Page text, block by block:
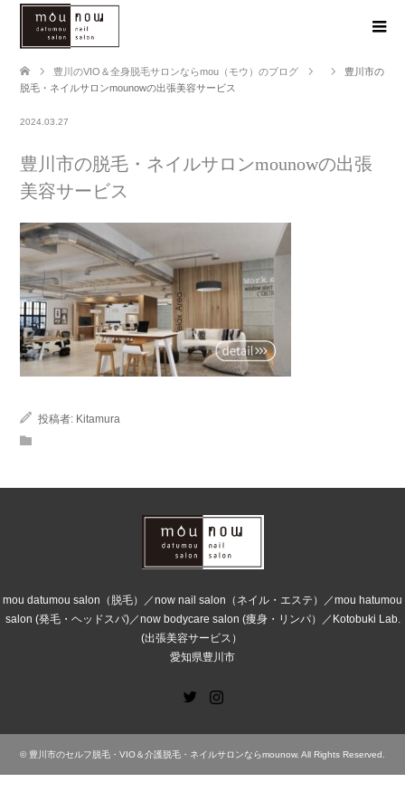
豊川のVIO＆全身脱毛サロンならmou（モウ）のブログ
豊川市の
脱毛・ネイルサロンmounowの出張美容サービス
2024.03.27
豊川市の脱毛・ネイルサロンmounowの出張
美容サービス
投稿者: Kitamura
mou datumou salon（脱毛）／now nail salon（ネイル・エステ）／mou hatumou
salon (発毛・ヘッドスパ)／now bodycare salon (痩身・リンパ）／Kotobuki Lab.
(出張美容サービス）
愛知県豊川市
© 豊川市のセルフ脱毛・VIO＆介護脱毛・ネイルサロンならmounow. All Rights Reserved.